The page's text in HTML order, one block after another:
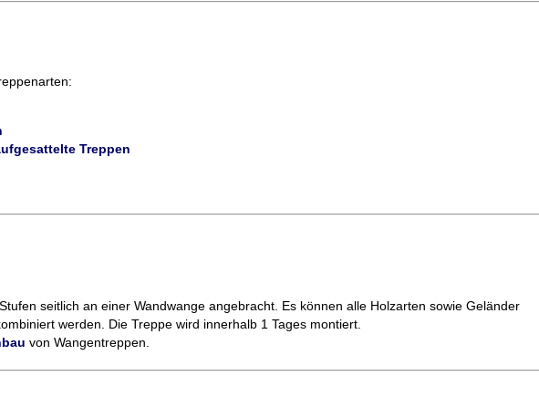
Treppen
seitlich an einer Wandwange angebracht. Es können alle Holzarten sowie Geländer
werden. Die Treppe wird innerhalb 1 Tages montiert.
von Wangentreppen.